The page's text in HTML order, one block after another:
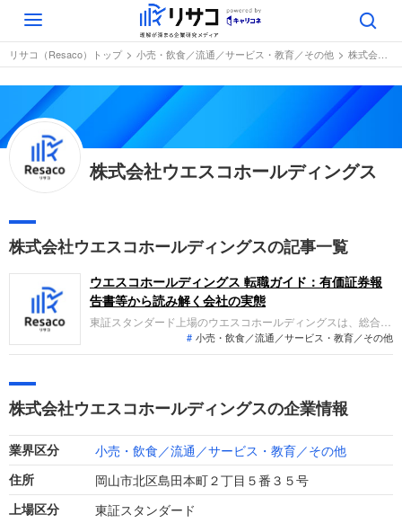
Toggle
navigation
リサコ（Resaco）トップ 小売・飲食／流通／サービス・教育／その他 株式会社ウエスコホールディングス
株式会社ウエスコホールディングス
株式会社ウエスコホールディングスの記事一覧
ウエスコホールディングス 転職ガイド：有価証券報
告書等から読み解く会社の実態
東証スタンダード上場のウエスコホールディングスは、総合建
設コンサルタント事業を中核に、スポーツ施設や水族館の運営
事業も展開しています。2025年7月期の連結業績は、主力のコ
小売・飲食／流通／サービス・教育／その他
株式会社ウエスコホールディングスの企業情報
業界区分 小売・飲食／流通／サービス・教育／その他
住所 岡山市北区島田本町２丁目５番３５号
上場区分 東証スタンダード